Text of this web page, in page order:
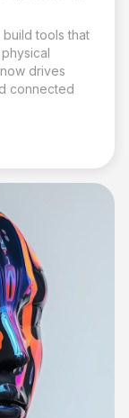
tools that
drives
connected